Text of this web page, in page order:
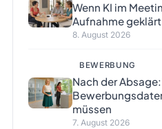
Wenn KI im
Aufnahme
8. August 2026
BEWERBUNG
Nach der
müssen
7. August 2026